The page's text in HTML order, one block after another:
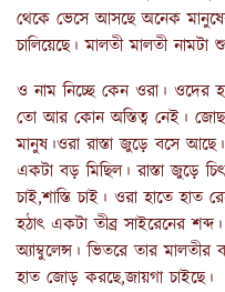
থেকে ভেসে আসছে অনেক
চালিয়েছে। মালতী মালতী
ও নাম নিচ্ছে কেন ওরা। ওদের
তো আর কোন অস্তিত্ব নেই।
মানুষ।ওরা রাস্তা জুড়ে বসে
একটা বড় মিছিল। রাস্তা জুড়ে
চাই,শাস্তি চাই। ওরা হাতে হাত
হঠাৎ একটা তীব্র সাইরেনের
অ্যাম্বুলেন্স। ভিতরে তার
হাত জোড় করছে,জায়গা চাইছে।